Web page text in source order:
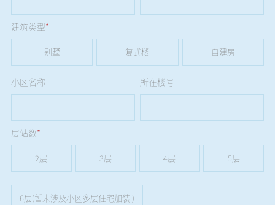
建筑类型*
别墅 复式楼 自建房
小区名称 所在楼号
层站数*
2层 3层 4层 5层
6层(暂未涉及小区多层住宅加装 )